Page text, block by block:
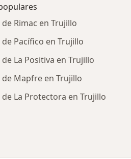
Rimac en Trujillo
Pacífico en Trujillo
La Positiva en Trujillo
Mapfre en Trujillo
La Protectora en Trujillo